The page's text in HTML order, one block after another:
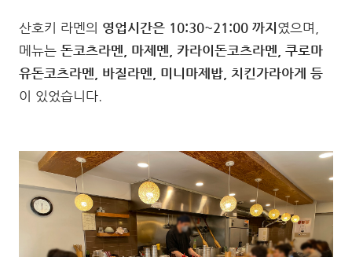
산호키 라멘의 영업시간은 10:30~21:00 까지 였으며,
메뉴는 돈코츠라멘, 마제멘, 카라이돈코츠라멘, 쿠로마
유돈코츠라멘, 바질라멘, 미니마제밥, 치킨가라아게 등
이 있었습니다.